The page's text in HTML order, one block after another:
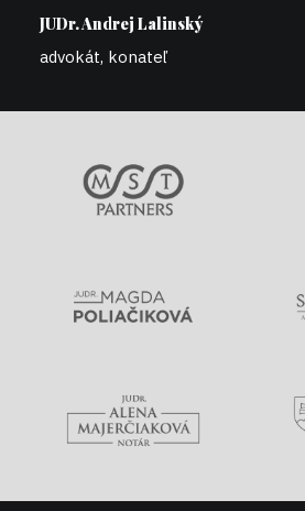
JUDr. Andrej Lalinský
advokát, konateľ